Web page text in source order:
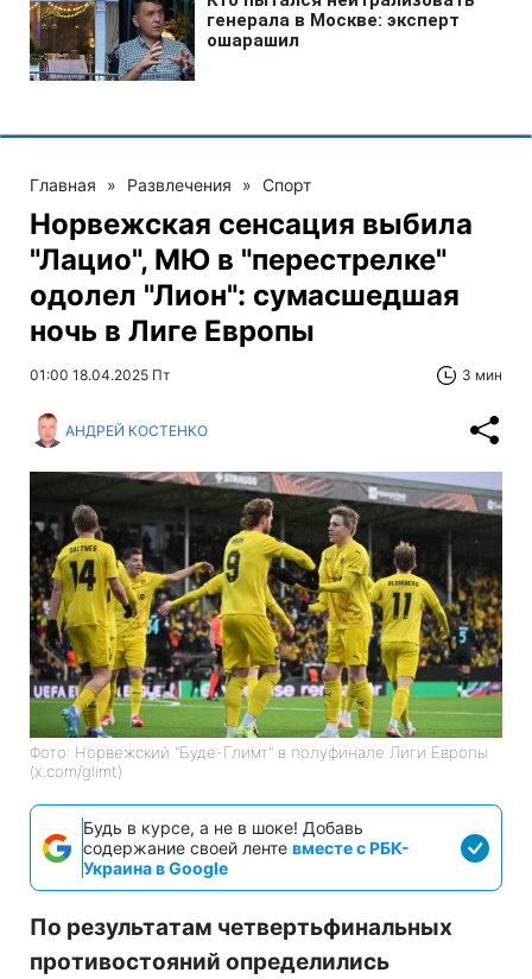
Главная » Развлечения » Спорт
Норвежская сенсация выбила
"Лацио", МЮ в "перестрелке"
одолел "Лион": сумасшедшая
ночь в Лиге Европы
01:00 18.04.2025 Пт 3 мин
АНДРЕЙ КОСТЕНКО
Фото: Норвежский "Буде-Глимт" в полуфинале Лиги Европы
(x.com/glimt)
Будь в курсе, а не в шоке! Добавь
содержание своей ленте вместе с РБК-
Украина в Google
По результатам четвертьфинальных
противостояний определились